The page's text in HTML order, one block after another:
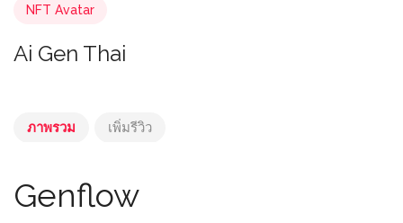
NFT Avatar
Ai Gen Thai
ภาพรวม เพิ่มรีวิว
Genflow